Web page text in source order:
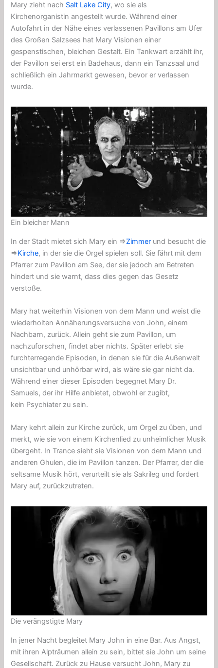
Mary zieht nach Salt Lake City, wo sie als
Kirchenorganistin angestellt wurde. Während einer
Autofahrt in der Nähe einesverlassenen Pavillons am Ufer
des Großen Salzsees hat Mary Visionen einer
gespenstischen, bleichen Gestalt. Ein Tankwart erzählt ihr,
der Pavillon sei erst ein Badehaus, dann ein Tanzsaal und
schließlich ein Jahrmarkt gewesen, bevor er verlassen
wurde.
Ein bleicher Mann
In der Stadt mietet sich Mary ein ⇒Zimmer und besucht die
⇒Kirche, in der sie die Orgel spielen soll. Sie fährt mit dem
Pfarrer zum Pavillon am See, der sie jedoch am Betreten
hindert und sie warnt, dass dies gegen das Gesetz
verstoße.
Mary hat weiterhin Visionen von dem Mann und weist die
wiederholten Annäherungsversuche von John, einem
Nachbarn, zurück. Allein geht sie zum Pavillon, um
nachzuforschen, findet aber nichts. Später erlebt sie
furchterregende Episoden, in denen sie für die Außenwelt
unsichtbar und unhörbar wird, als wäre sie gar nicht da.
Während einer dieser Episoden begegnet Mary Dr.
Samuels, der ihr Hilfe anbietet, obwohl er zugibt,
kein Psychiater zu sein.
Mary kehrt allein zur Kirche zurück, um Orgel zu üben, und
merkt, wie sie von einem Kirchenlied zu unheimlicher Musik
übergeht. In Trance sieht sie Visionen von dem Mann und
anderen Ghulen, die im Pavillon tanzen. Der Pfarrer, der die
seltsame Musik hört, verurteilt sie als Sakrileg und fordert
Mary auf, zurückzutreten.
Die verängstigte Mary
In jener Nacht begleitet Mary John in eine Bar. Aus Angst,
mit ihren Alpträumen allein zu sein, bittet sie John um seine
Gesellschaft. Zurück zu Hause versucht John, Mary zu